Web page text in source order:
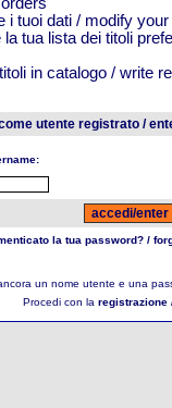
i tuoi dati / modify your
tua lista dei titoli
in catalogo / write
utente registrato /
la tua password? /
un nome utente e una
Procedi con la registrazione